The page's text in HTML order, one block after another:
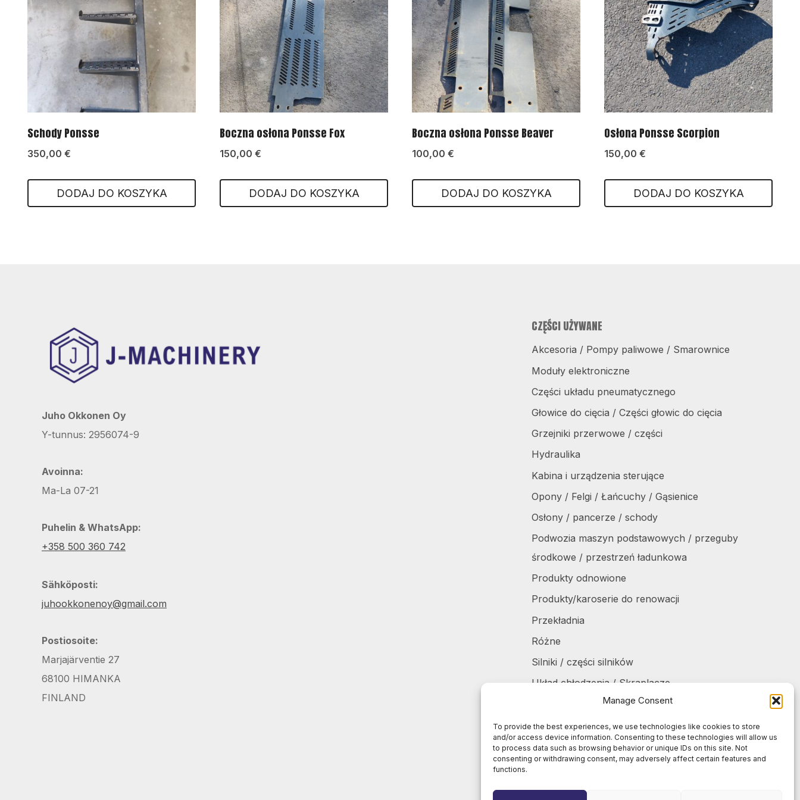
Manage Consent
To provide the best experiences, we use technologies like cookies to store
and/or access device information. Consenting to these technologies will allow us
to process data such as browsing behavior or unique IDs on this site. Not
consenting or withdrawing consent, may adversely affect certain features and
functions.
Schody Ponsse
350,00 €
DODAJ DO KOSZYKA
Boczna osłona Ponsse Fox
150,00 €
DODAJ DO KOSZYKA
Boczna osłona Ponsse Beaver
100,00 €
DODAJ DO KOSZYKA
Osłona Ponsse Scorpion
150,00 €
DODAJ DO KOSZYKA
Juho Okkonen Oy
Y-tunnus: 2956074-9
Avoinna:
Ma-La 07-21
Puhelin & WhatsApp:
+358 500 360 742
Sähköposti:
juhookkonenoy@gmail.com
Postiosoite:
Marjajärventie 27
68100 HIMANKA
FINLAND
CZĘŚCI UŻYWANE
Akcesoria / Pompy paliwowe / Smarownice
Moduły elektroniczne
Części układu pneumatycznego
Głowice do cięcia / Części głowic do cięcia
Grzejniki przerwowe / części
Hydraulika
Kabina i urządzenia sterujące
Opony / Felgi / Łańcuchy / Gąsienice
Osłony / pancerze / schody
Podwozia maszyn podstawowych / przeguby
środkowe / przestrzeń ładunkowa
Produkty odnowione
Produkty/karoserie do renowacji
Przekładnia
Różne
Silniki / części silników
Układ chłodzenia / Skraplacze
Zbiorniki / Pojemniki
Żurawie do harvesterów / części
Żurawie samochodowe / części